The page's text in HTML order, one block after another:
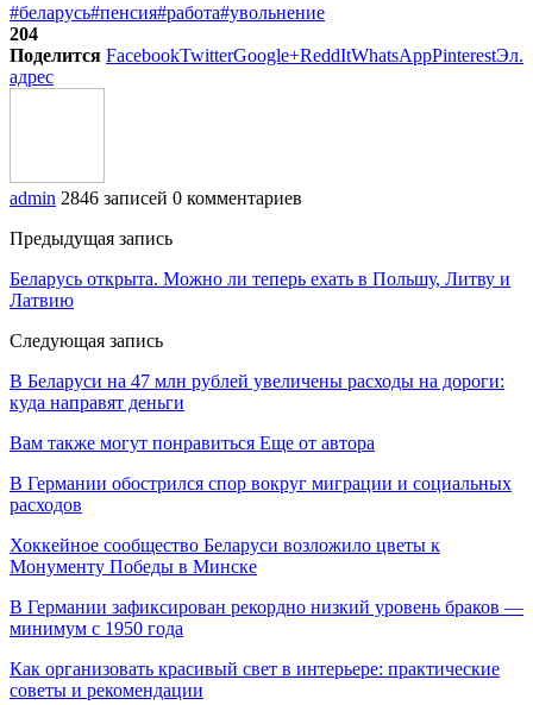
#беларусь#пенсия#работа#увольнение
204
Поделится FacebookTwitterGoogle+ReddItWhatsAppPinterestЭл.
адрес
admin 2846 записей 0 комментариев
Предыдущая запись
Беларусь открыта. Можно ли теперь ехать в Польшу, Литву и
Латвию
Следующая запись
В Беларуси на 47 млн рублей увеличены расходы на дороги:
куда направят деньги
Вам также могут понравиться Еще от автора
В Германии обострился спор вокруг миграции и социальных
расходов
Хоккейное сообщество Беларуси возложило цветы к
Монументу Победы в Минске
В Германии зафиксирован рекордно низкий уровень браков —
минимум с 1950 года
Как организовать красивый свет в интерьере: практические
советы и рекомендации